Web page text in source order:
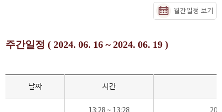
월간일정 보기
주간일정 ( 2024. 06. 16 ~ 2024. 06. 19 )
날짜 시간